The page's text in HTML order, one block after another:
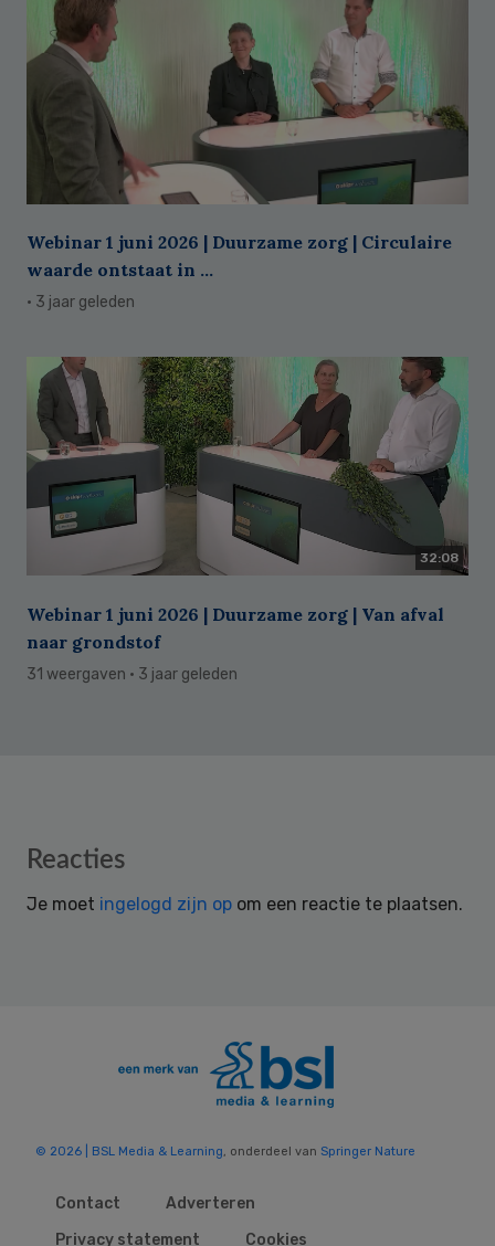
Webinar 1 juni 2026 | Duurzame zorg | Circulaire
waarde ontstaat in ...
· 3 jaar geleden
32:08
Webinar 1 juni 2026 | Duurzame zorg | Van afval
naar grondstof
31 weergaven · 3 jaar geleden
Reader
Reacties
Je moet ingelogd zijn op om een reactie te plaatsen.
© 2026 | BSL Media & Learning, onderdeel van Springer Nature
Contact
Adverteren
Privacy statement
Cookies